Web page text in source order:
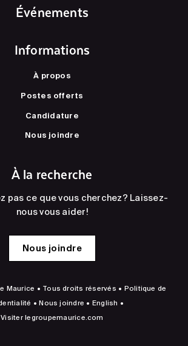
Événements
Informations
À propos
Postes offerts
Candidature
Nous joindre
À la recherche
pas ce que vous cherchez? Laissez-
nous vous aider!
Nous joindre
Maurice • Tous droits réservés • Politique de
•Nous joindre • English •
Visiterlegroupemaurice.com